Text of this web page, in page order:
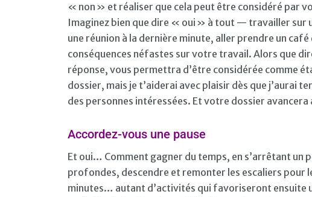
« non » et réaliser que cela peut être considéré par
Imaginez bien que dire « oui » à tout — travailler sur
une réunion à la dernière minute, aller prendre un
conséquences néfastes sur votre travail. Alors que
réponse, vous permettra d’être considérée comme
dossier, mais je t’aiderai avec plaisir dès que j’aurai
des personnes intéressées. Et votre dossier avancera
Accordez-vous une pause
Et oui… Comment gagner du temps, en s’arrêtant un
profondes, descendre et remonter les escaliers pour
minutes… autant d’activités qui favoriseront ensuite